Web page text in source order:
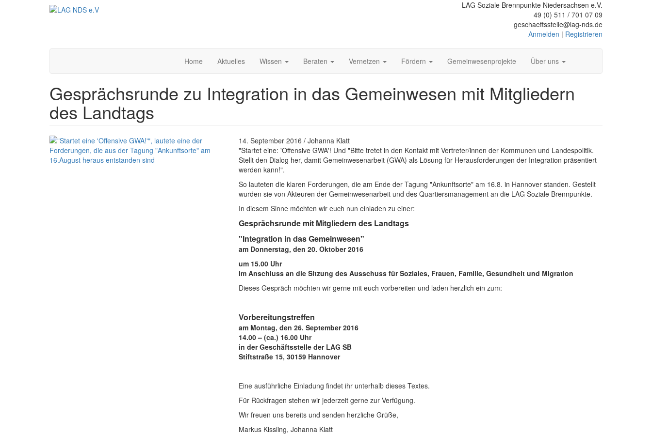
LAG Soziale Brennpunkte Niedersachsen e.V.
49 (0) 511 / 701 07 09
geschaeftsstelle@lag-nds.de
Anmelden | Registrieren
Home Aktuelles Wissen Beraten Vernetzen Fördern Gemeinwesenprojekte Über uns
Gesprächsrunde zu Integration in das Gemeinwesen mit Mitgliedern
des Landtags
14. September 2016 / Johanna Klatt
"Startet eine: 'Offensive GWA'! Und "Bitte tretet in den Kontakt mit Vertreter/innen der Kommunen und Landespolitik.
Stellt den Dialog her, damit Gemeinwesenarbeit (GWA) als Lösung für Herausforderungen der Integration präsentiert
werden kann!".
So lauteten die klaren Forderungen, die am Ende der Tagung "Ankunftsorte" am 16.8. in Hannover standen. Gestellt
wurden sie von Akteuren der Gemeinwesenarbeit und des Quartiersmanagement an die LAG Soziale Brennpunkte.
In diesem Sinne möchten wir euch nun einladen zu einer:
Gesprächsrunde mit Mitgliedern des Landtags
"Integration in das Gemeinwesen"
am Donnerstag, den 20. Oktober 2016
um 15.00 Uhr
im Anschluss an die Sitzung des Ausschuss für Soziales, Frauen, Familie, Gesundheit und Migration
Dieses Gespräch möchten wir gerne mit euch vorbereiten und laden herzlich ein zum:
Vorbereitungstreffen
am Montag, den 26. September 2016
14.00 – (ca.) 16.00 Uhr
in der Geschäftsstelle der LAG SB
Stiftstraße 15, 30159 Hannover
Eine ausführliche Einladung findet ihr unterhalb dieses Textes.
Für Rückfragen stehen wir jederzeit gerne zur Verfügung.
Wir freuen uns bereits und senden herzliche Grüße,
Markus Kissling, Johanna Klatt